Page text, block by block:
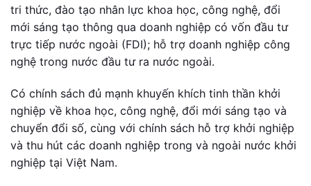
tri thức, đào tạo nhân lực khoa học, công nghệ, đổi
mới sáng tạo thông qua doanh nghiệp có vốn đầu tư
trực tiếp nước ngoài (FDI); hỗ trợ doanh nghiệp công
nghệ trong nước đầu tư ra nước ngoài.
Có chính sách đủ mạnh khuyến khích tinh thần khởi
nghiệp về khoa học, công nghệ, đổi mới sáng tạo và
chuyển đổi số, cùng với chính sách hỗ trợ khởi nghiệp
và thu hút các doanh nghiệp trong và ngoài nước khởi
nghiệp tại Việt Nam.